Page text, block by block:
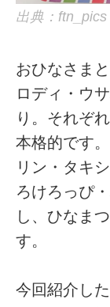
出典：ftn_pics
おひなさま
ロディ・ウ
り。それぞ
本格的です
リン・タキ
ろけろっぴ
し、ひなま
す。
今回紹介し